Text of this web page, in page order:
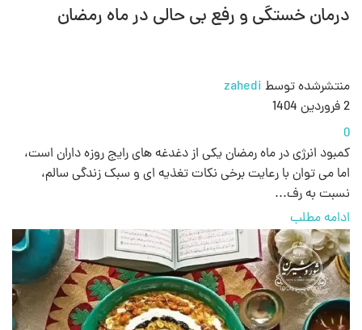
درمان خستگی و رفع بی حالی در ماه رمضان
منتشرشده توسط zahedi
2 فروردین 1404
0
کمبود انرژی در ماه رمضان یکی از دغدغه‌ های رایج روزه‌ داران است،
اما می‌ توان با رعایت برخی نکات تغذیه‌ ای و سبک زندگی سالم،
نسبت به رف...
ادامه مطلب